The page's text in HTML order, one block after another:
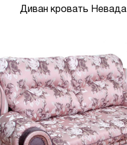
Диван кровать Невада